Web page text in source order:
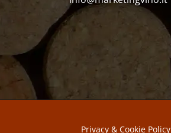
Privacy & Cookie Policy